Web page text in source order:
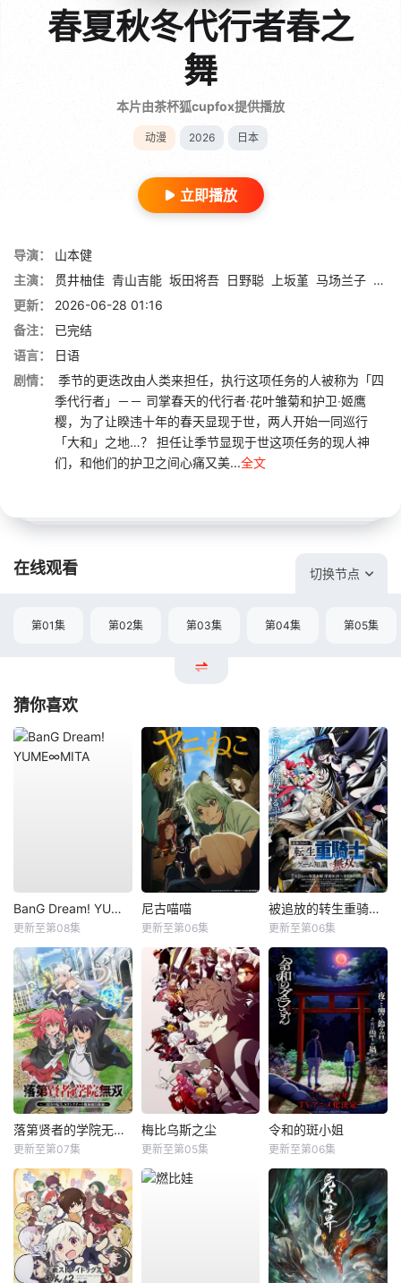
春夏秋冬代行者春之
舞
本片由茶杯狐cupfox提供播放
动漫 2026 日本
立即播放
导演：
山本健
主演：
贯井柚佳 青山吉能 坂田将吾 日野聪 上坂堇 马场兰子 泽
更新：
2026-06-28 01:16
备注：
已完结
语言：
日语
剧情：
季节的更迭改由人类来担任，执行这项任务的人被称为「四
季代行者」－－ 司掌春天的代行者‧花叶雏菊和护卫‧姬鹰
樱，为了让睽违十年的春天显现于世，两人开始一同巡行
「大和」之地…？ 担任让季节显现于世这项任务的现人神
们，和他们的护卫之间心痛又美...全文
在线观看 切换节点
第01集 第02集 第03集 第04集 第05集
猜你喜欢
BanG Dream! YUME∞MITA
更新至第08集
尼古喵喵
更新至第06集
被追放的转生重骑士用游戏知识开无双
更新至第06集
落第贤者的学院无双第二回转生，S等级作弊魔术师冒险记
更新至第07集
梅比乌斯之尘
更新至第05集
令和的斑小姐
更新至第06集